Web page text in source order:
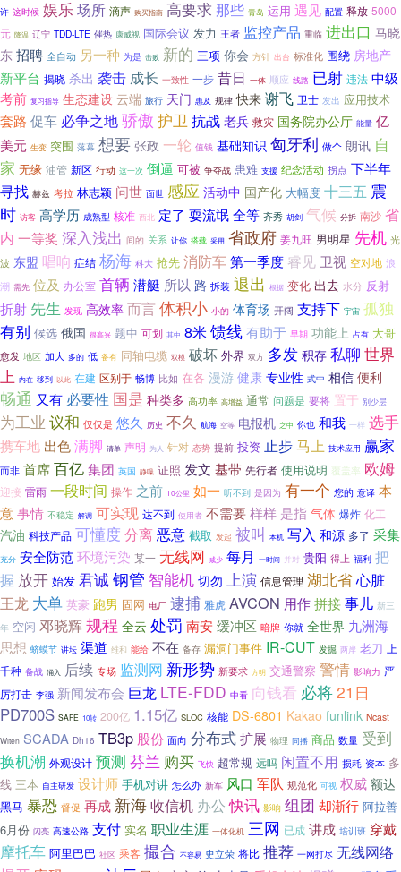
许 这时候 娱乐场所 滴声 购买指南 高要求 那些 青岛 运用 遇见 配置 释放 5000
元 降温 辽宁 TDD-LTE 催热 康威视 国际会议 发力 王者 监控产品 重临 进出口 马晓
东 招聘 全自动 另一种 为是 击败 新的 三项 你会 方针 出台 标准化 围绕 房地产
新平台 揭晓 杀出 袭击 成长 一致性 一步 昔日 一体 顺应 线路 已射 违法 中级
考前 复习指导 生态建设 云端 旅行 天门 惠及 规律 快来 谢飞 卫士 发出 应用技术
套路 促车 必争之地骄傲 护卫 抗战 老兵 救灾 国务院办公厅 能量 亿
美元 生变 突围 落幕 想要 张政 一轮 值钱 基础知识 匈牙利 做个 朗讯 自
家 无缘 油管 新区 行动 这一次 倒逼 可被 争夺战 患难 支援 纪念活动 拐点 下半年
寻找 赫兹 考拉 林志颖 问世 面世 感应 活动中 国产化 大幅度 十三五 震
时 访客 高学历 成熟型 核准 西北 定了 耍流氓全等 齐秀 胡剑 气候 分拆 南沙 省
内 一等奖 深入浅出 间的 关系 让你 搭载 采用 省政府 姜九旺 男明星 先机 光
波 东盟 唱响 症结 杨海 科大 抢先 消防车第一季度 睿见 卫视 空对地 浪
潮 需先 位及 办公室 首辆 潜艇 所以 路 拆装 退出 根据 变化 出去 水分 反射
折射 先生 发现 高效率 而言 体积小 小的 体育场 开阔 支持下 宇宙 孤独
有别 候选 俄国 很高兴 题中 可划 其中 8米馈线有助于 早期 功能上 占有 大哥
愈发 地区 加大 多的 低 备有 同轴电缆 双模 破坏 外界 双方 多发 积存 私聊 世界
上 内在 移到 以此 在建 区别于 畅博 比如 在各 漫游 健康 专业性 式中 相信 便利
畅通 又有 必要性 国是 种类多 高功率 高增益 通常 问题是 要将 置于 别少层
为工业 议和 仅仅是 悠久 历史 不久 航海 空等 电报机 之中 你也 和我 一样 选手
携车地 出色满脚 清单 声明 为人 针对 态势 提前 投资 止步马上 技术应用 赢家
而非 首席百亿集团 英国 静噪 证照 发文 基带 先行者 使用说明 覆盖率 欧姆
迎接 雷雨 一段时间 操作 之前 10公里 如一 听不到 是因为 有一个 您的 意译 本
意事情 不稳定 解调 可实现 达不到 使用者 不需要样样 是指 气体 爆炸 化工
汽油 科技产品 可懂度 分离恶意 截取 发起 被叫 本机 写入 和源 多了 采集
充分 安全防范环境污染 某一 无线网 减少 每月 一时间 并对 贵阳 得上 福利 把
握 放开 始发 君诚钢管 智能机 切勿 上演 信息管理 湖北省心脏
王龙 大单 英豪 跑男 固网 电厂 逮捕 雅虎 AVCON 用作拼接事儿 新三
年 空闲 邓晓辉 规程 全云 处罚 南安 缓冲区 暗牌 你就 全世界 九洲海
思想 蛴蟆节 讲坛 渠道 维和 能给 不在 备存 漏洞门事件 IR-CUT 发掘 两岸 老刀 上
千种 备战 涌入 后续 专场 监测网 新形势 新要求 方明 交通警察 警情 影响力 严
厉打击 李强 新闻发布会 巨龙 LTE-FDD 中看 向钱看 必将21日
PD700S SAFE 10转 200亿 1.15亿 SLOC 核能 DS-6801 Kakao funlink Ncast
Witen SCADA Dh16 TB3p 股份 面向 分布式扩展 物理 同播 商品 数量 受到
换机潮 外观设计 预测 芬兰 购买 飞快 超常规 远吗 闲置不用 损耗 资本 多
线 三本 自主研发 设计师 手机对讲 怎么办 新军 风口 军队 规范化 可视 权威 额达
黑马 暴恐 督促 再成 新海收信机 办公 快讯 影响 组团 却渐行 阿拉善
6月份 闪亮 高速公路 支付 实名 职业生涯 一体化机 三网 已成 讲成 培训班 穿戴
摩托车 阿里巴巴 社区 乘客 撮合 不容易 史立荣 将比 推荐 一网打尽 无线网络